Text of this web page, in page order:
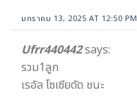
มกราคม 13, 2025 AT 12:50 PM
Ufrr440442says:
รวม1ลูก
เรอัล โซเซียดัด ชนะ